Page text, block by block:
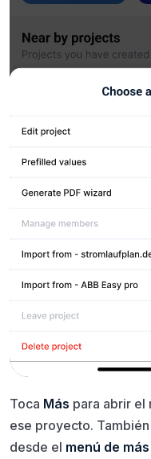
Toca Más para abrir el
ese proyecto.
desde el menú de